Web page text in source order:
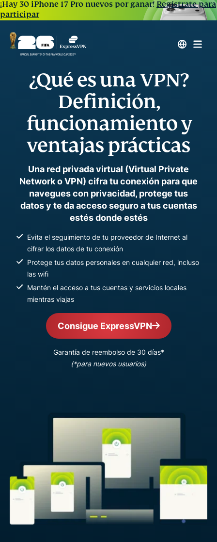
¡Hay 30 iPhone 17 Pro nuevos por ganar!Regístrate para
participar
¿Qué es una VPN?
Definición,
funcionamiento y
ventajas prácticas
Una red privada virtual (Virtual Private
Network o VPN) cifra tu conexión para que
navegues con privacidad, protege tus
datos y te da acceso seguro a tus cuentas
estés donde estés
Evita el seguimiento de tu proveedor de Internet al
cifrar los datos de tu conexión
Protege tus datos personales en cualquier red, incluso
las wifi
Mantén el acceso a tus cuentas y servicios locales
mientras viajas
Consigue ExpressVPN
Garantía de reembolso de 30 días*
(*para nuevos usuarios)